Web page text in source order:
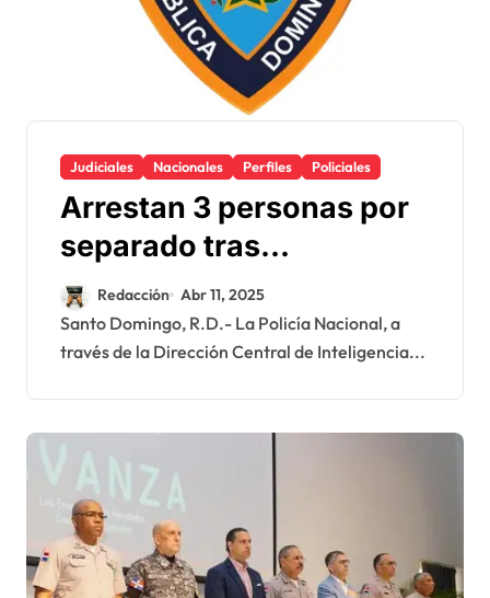
Judiciales Nacionales Perfiles Policiales
Arrestan 3 personas por
separado tras
publicación en redes
sociales de cadáver de
Rubby Pérez
Redacción Abr 11, 2025
Santo Domingo, R.D.- La Policía Nacional, a
través de la Dirección Central de Inteligencia...